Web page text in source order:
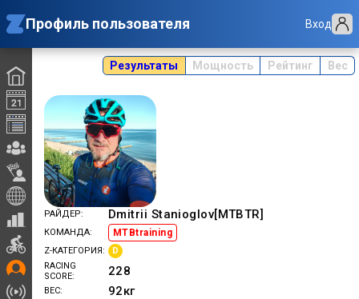
Профиль пользователя Вход
Результаты Мощность Рейтинг Вес
РАЙДЕР Dmitrii Stanioglov[MTBTR]
КОМАНДА MTBtraining
Z-КАТЕГОРИЯ
D
RACING
SCORE
228
ВЕС 92кг